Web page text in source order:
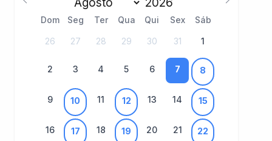
Dom Seg Ter Qua Qui Sex Sáb
26 27 28 29 30 31 1
2 3 4 5 6 7 8
9 10 11 12 13 14 15
16 17 18 19 20 21 22